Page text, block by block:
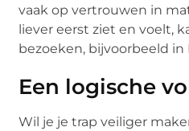
vaak op vertrouwen in
liever eerst ziet en voelt,
bezoeken, bijvoorbeeld in
Een logische
Wil je je trap veiliger